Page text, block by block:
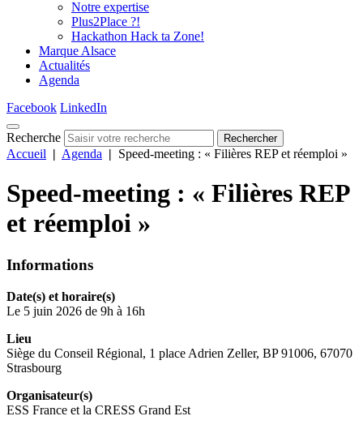
Notre expertise
Plus2Place ?!
Hackathon Hack ta Zone!
Marque Alsace
Actualités
Agenda
Facebook LinkedIn
Recherche Rechercher
Accueil | Agenda | Speed-meeting : « Filières REP et réemploi »
Speed-meeting : « Filières REP
et réemploi »
Informations
Date(s) et horaire(s)
Le 5 juin 2026 de 9h à 16h
Lieu
Siège du Conseil Régional, 1 place Adrien Zeller, BP 91006, 67070
Strasbourg
Organisateur(s)
ESS France et la CRESS Grand Est